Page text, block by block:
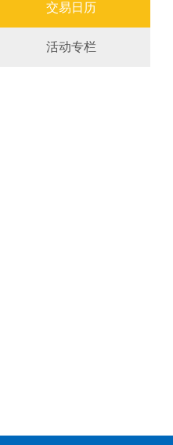
交易日历
活动专栏